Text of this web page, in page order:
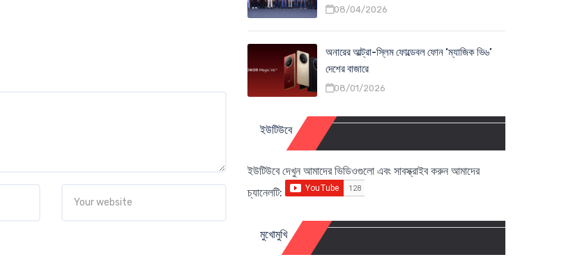
08/04/2026
অনারের আল্ট্রা-স্লিম ফোল্ডেবল ফোন ‘ম্যাজিক ভি৬’
দেশের বাজারে
08/01/2026
ইউটিউবে
ইউটিউবে দেখুন আমাদের ভিডিওগুলো এবং সাবস্ক্রাইব করুন আমাদের
চ্যানেলটি:
মুখোমুখি